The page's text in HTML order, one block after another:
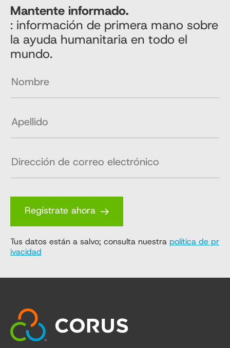
Mantente informado.
: información de primera mano sobre
la ayuda humanitaria en todo el
mundo.
Regístrate ahora
Tus datos están a salvo; consulta nuestra política de pr
ivacidad